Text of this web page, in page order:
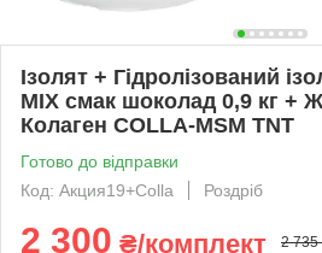
Ізолят + Гідролізований
MIX смак шоколад 0,9 кг +
Колаген COLLA-MSM TNT
Готово до відправки
Код: Акция19+Colla
Роздріб
2 300 ₴/комплект 2 735